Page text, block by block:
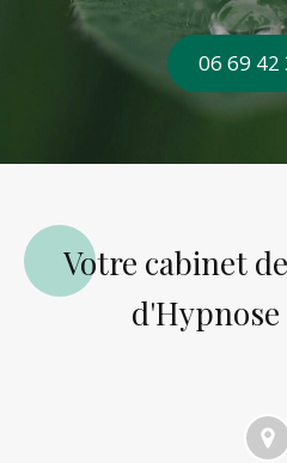
06 69 42
Votre cabinet
d'Hypnose